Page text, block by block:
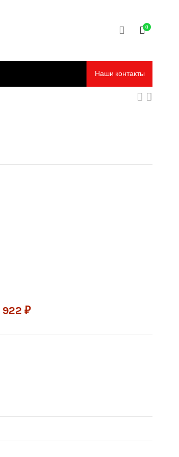
0
Наши контакты
922 ₽